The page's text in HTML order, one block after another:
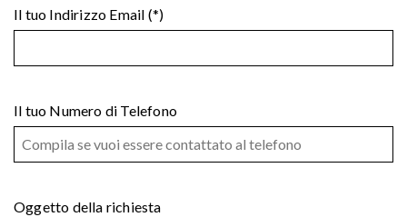
Il tuo Indirizzo Email (*)
Il tuo Numero di Telefono
Oggetto della richiesta